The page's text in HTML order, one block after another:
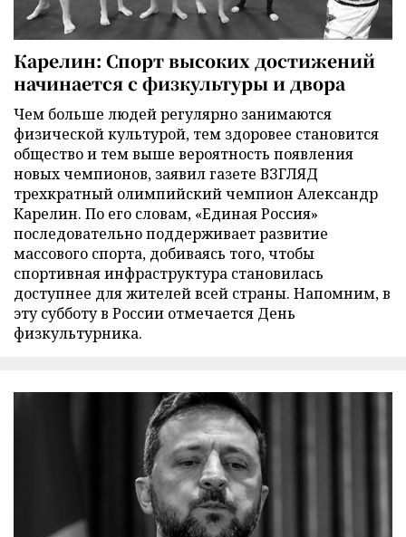
Карелин: Спорт высоких достижений
начинается с физкультуры и двора
Чем больше людей регулярно занимаются
физической культурой, тем здоровее становится
общество и тем выше вероятность появления
новых чемпионов, заявил газете ВЗГЛЯД
трехкратный олимпийский чемпион Александр
Карелин. По его словам, «Единая Россия»
последовательно поддерживает развитие
массового спорта, добиваясь того, чтобы
спортивная инфраструктура становилась
доступнее для жителей всей страны. Напомним, в
эту субботу в России отмечается День
физкультурника.